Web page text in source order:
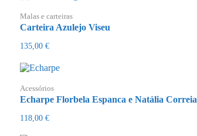
Malas e carteiras
Carteira Azulejo Viseu
135,00 €
Acessórios
Echarpe Florbela Espanca e Natália Correia
118,00 €